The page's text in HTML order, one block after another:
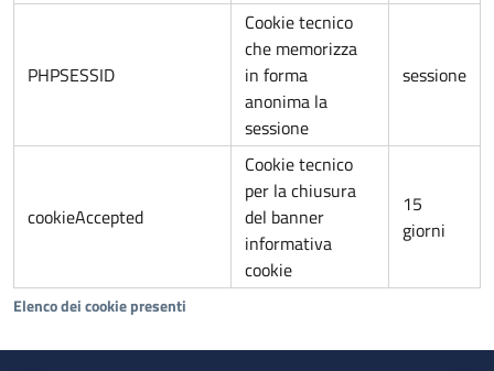
Elenco dei cookie presenti
PHPSESSID
Cookie tecnico
che memorizza
in forma
anonima la
sessione
sessione
cookieAccepted
Cookie tecnico
per la chiusura
del banner
informativa
cookie
15
giorni